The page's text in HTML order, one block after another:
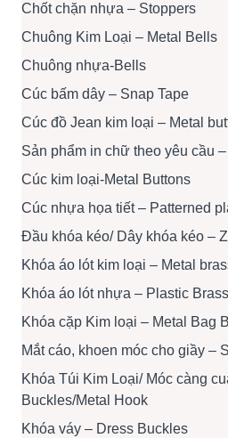
Chốt chặn nhựa – Stoppers
Chuông Kim Loại – Metal Bells
Chuông nhựa-Bells
Cúc bấm dây – Snap Tape
Cúc đồ Jean kim loại – Metal
Sản phẩm in chữ theo yêu cầu
Cúc kim loại-Metal Buttons
Cúc nhựa họa tiết – Patterned
Đầu khóa kéo/ Dây khóa kéo –
Khóa áo lót kim loại – Metal
Khóa áo lót nhựa – Plastic
Khóa cặp Kim loại – Metal Bag
Mắt cáo, khoen móc cho giầy –
Khóa Túi Kim Loại/ Móc càng
Buckles/Metal Hook
Khóa váy – Dress Buckles